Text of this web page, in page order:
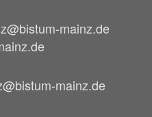
mainz.de
mainz.de